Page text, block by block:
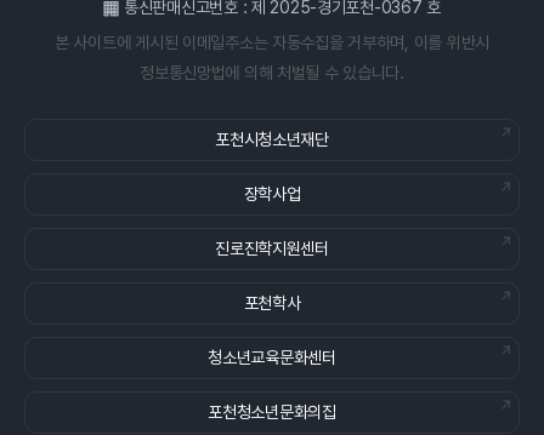
통신판매신고번호 : 제 2025-경기포천-0367 호
본 사이트에 게시된 이메일주소는 자동수집을 거부하며, 이를 위반시
정보통신망법에 의해 처벌될 수 있습니다.
포천시청소년재단
장학사업
진로진학지원센터
포천학사
청소년교육문화센터
포천청소년문화의집